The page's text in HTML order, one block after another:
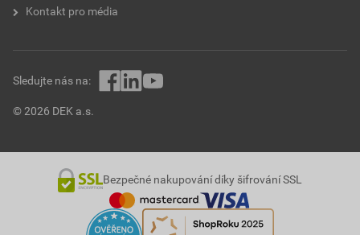
Kontakt pro média
© 2026 DEK a.s.
Sledujte nás na:
Bezpečné nakupování díky šifrování SSL